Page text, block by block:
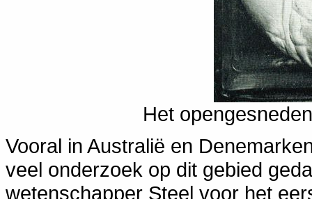
Het
Vooral in Australië en
veel onderzoek op dit gebied
wetenschapper Steel voor het